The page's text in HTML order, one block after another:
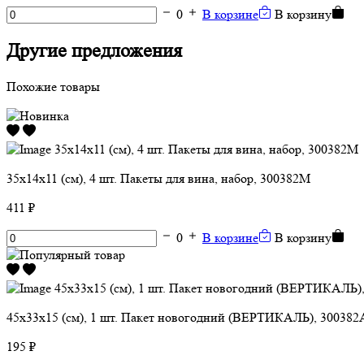
0
В корзине В корзину
Другие предложения
Похожие товары
35х14х11 (см), 4 шт. Пакеты для вина, набор, 300382M
411 ₽
0
В корзине В корзину
45х33х15 (см), 1 шт. Пакет новогодний (ВЕРТИКАЛЬ),
195 ₽